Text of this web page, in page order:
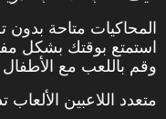
المحاكيات متاحة
استمتع بوقتك بشكل
وقم باللعب مع
متعدد اللاعبين